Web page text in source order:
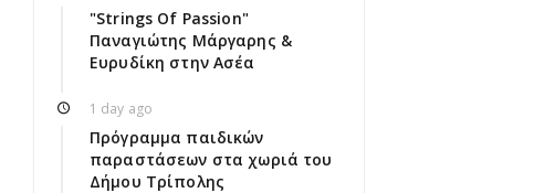
"Strings Of Passion"
Παναγιώτης Μάργαρης &
Ευρυδίκη στην Ασέα
1 day ago
Πρόγραμμα παιδικών
παραστάσεων στα χωριά του
Δήμου Τρίπολης